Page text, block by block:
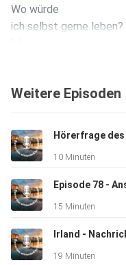
Wo würde
ich selbst gerne
Geheimtipps ist alles
In dieser Folge:
• Meine persönlichen
Weitere Episoden
10 Minuten
15 Minuten
Irland -
19 Minuten